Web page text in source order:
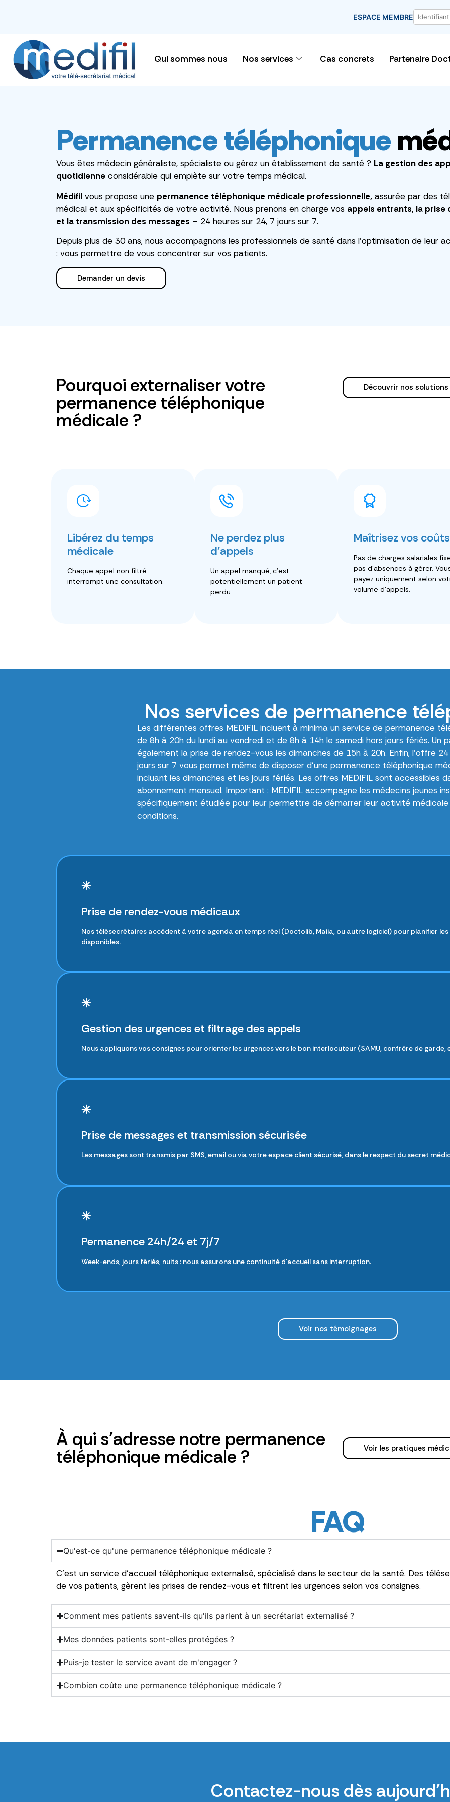
ESPACE MEMBRE
Qui sommes nous Nos services Cas concrets Partenaire
Permanence téléphonique
Vous êtes médecin généraliste, spécialiste ou gérez un établissement de santé ? La gestion des
quotidienne considérable qui empiète sur votre temps médical.
Médifil vous propose une permanence téléphonique médicale professionnelle, assurée par des
médical et aux spécificités de votre activité. Nous prenons en charge vos appels entrants, la prise
et la transmission des messages – 24 heures sur 24, 7 jours sur 7.
Depuis plus de 30 ans, nous accompagnons les professionnels de santé dans l’optimisation de leur
: vous permettre de vous concentrer sur vos patients.
Demander un devis
Pourquoi externaliser votre
permanence téléphonique
médicale ?
Découvrir nos
Libérez du temps
médicale
Chaque appel non filtré
interrompt une consultation.
Ne perdez plus
d'appels
Un appel manqué, c'est
potentiellement un patient
perdu.
Maîtrisez vos coûts
Pas de charges salariales
pas d'absences à gérer.
payez uniquement selon
volume d'appels.
Nos services de permanence
Les différentes offres MEDIFIL incluent à minima un service de permanence
de 8h à 20h du lundi au vendredi et de 8h à 14h le samedi hors jours fériés. Un
également la prise de rendez-vous les dimanches de 15h à 20h. Enfin, l’offre
jours sur 7 vous permet même de disposer d’une permanence téléphonique
incluant les dimanches et les jours fériés. Les offres MEDIFIL sont accessibles
abonnement mensuel. Important : MEDIFIL accompagne les médecins jeunes
spécifiquement étudiée pour leur permettre de démarrer leur activité médicale
conditions.
Prise de rendez-vous médicaux
Nos télésecrétaires accèdent à votre agenda en temps réel (Doctolib, Maiia, ou autre logiciel) pour planifier
disponibles.
Gestion des urgences et filtrage des appels
Nous appliquons vos consignes pour orienter les urgences vers le bon interlocuteur (SAMU, confrère de
Prise de messages et transmission sécurisée
Les messages sont transmis par SMS, email ou via votre espace client sécurisé, dans le respect du secret
Permanence 24h/24 et 7j/7
Week-ends, jours fériés, nuits : nous assurons une continuité d'accueil sans interruption.
Voir nos témoignages
À qui s'adresse notre permanence
téléphonique médicale ? Voir les pratiques
FAQ
Qu'est-ce qu'une permanence téléphonique médicale ?
C’est un service d’accueil téléphonique externalisé, spécialisé dans le secteur de la santé. Des
de vos patients, gèrent les prises de rendez-vous et filtrent les urgences selon vos consignes.
Comment mes patients savent-ils qu'ils parlent à un secrétariat externalisé ?
Mes données patients sont-elles protégées ?
Puis-je tester le service avant de m'engager ?
Combien coûte une permanence téléphonique médicale ?
Contactez-nous dès